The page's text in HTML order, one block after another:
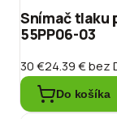
Snímač tlaku
55PP06-03
30 €24.39 €bez
Do košíka